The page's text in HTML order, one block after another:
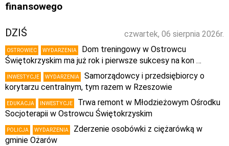
finansowego
czwartek, 06 sierpnia 2026r.
DZIŚ
OSTROWIEC WYDARZENIA
Dom treningowy w Ostrowcu
Świętokrzyskim ma już rok i pierwsze sukcesy na kon …
INWESTYCJE WYDARZENIA
Samorządowcy i przedsiębiorcy o
korytarzu centralnym, tym razem w Rzeszowie
EDUKACJA INWESTYCJE
Trwa remont w Młodzieżowym Ośrodku
Socjoterapii w Ostrowcu Świętokrzyskim
POLICJA WYDARZENIA
Zderzenie osobówki z ciężarówką w
gminie Ożarów